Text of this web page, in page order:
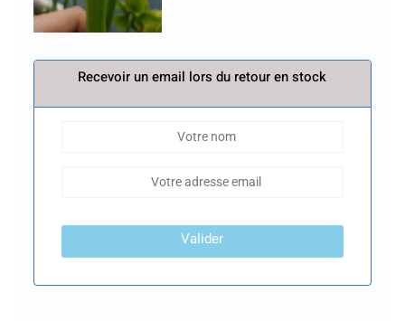
Recevoir un email lors du retour en stock
Valider